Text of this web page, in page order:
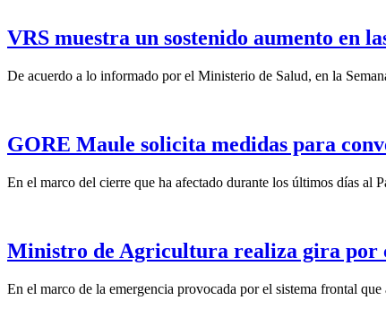
VRS muestra un sostenido aumento en
De acuerdo a lo informado por el Ministerio de Salud, en la
GORE Maule solicita medidas para
En el marco del cierre que ha afectado durante los últimos días al
Ministro de Agricultura realiza gira por
En el marco de la emergencia provocada por el sistema frontal